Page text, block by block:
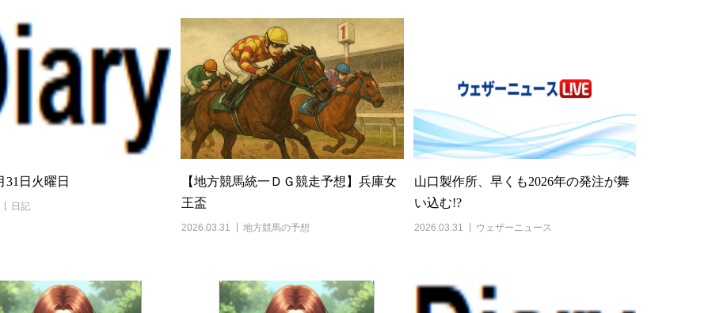
31日火曜日
日記
【地方競馬統一ＤＧ競走予想】兵庫女
王盃
2026.03.31 地方競馬の予想
山口製作所、早くも2026年の発注が舞
い込む!?
2026.03.31 ウェザーニュース